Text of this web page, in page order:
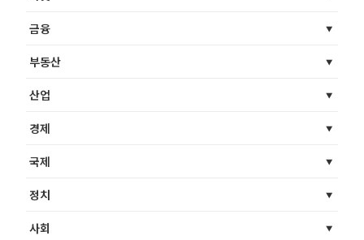
금융
부동산
산업
경제
국제
정치
사회